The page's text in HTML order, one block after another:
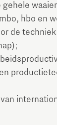
hbo en
de